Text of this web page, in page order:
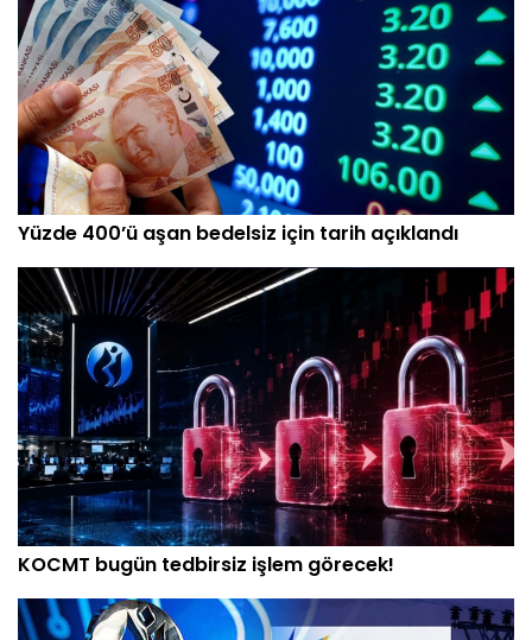
Yüzde 400’ü aşan bedelsiz için tarih açıklandı
KOCMT bugün tedbirsiz işlem görecek!